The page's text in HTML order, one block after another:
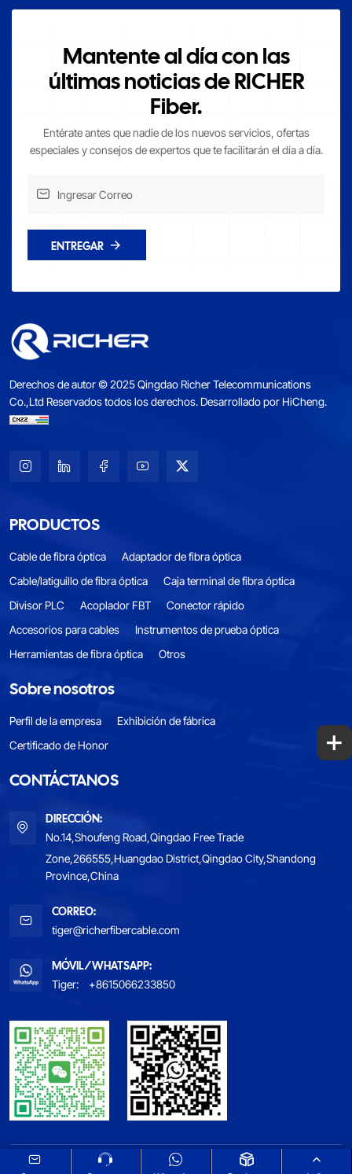
Mantente al día con las
últimas noticias de RICHER
Fiber.
Entérate antes que nadie de los nuevos servicios, ofertas
especiales y consejos de expertos que te facilitarán el día a día.
ENTREGAR
Derechos de autor © 2025 Qingdao Richer Telecommunications
Co.,Ltd Reservados todos los derechos.Desarrollado por HiCheng.
PRODUCTOS
Cable de fibra óptica
Adaptador de fibra óptica
Cable/latiguillo de fibra óptica
Caja terminal de fibra óptica
Divisor PLC
Acoplador FBT
Conector rápido
Accesorios para cables
Instrumentos de prueba óptica
Herramientas de fibra óptica
Otros
Sobre nosotros
Perfil de la empresa
Exhibición de fábrica
Certificado de Honor
CONTÁCTANOS
DIRECCIÓN:
No.14,Shoufeng Road,Qingdao Free Trade
Zone,266555,Huangdao District,Qingdao City,Shandong
Province,China
CORREO:
tiger@richerfibercable.com
MÓVIL/WHATSAPP:
Tiger:
+8615066233850
CONSULTE NUESTRA POLÍTICA DE PRIVACIDAD MAPA DEL SITIO
+